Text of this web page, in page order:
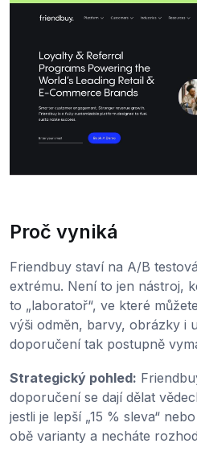
Proč vyniká
Friendbuy staví na A/B
extrému. Není to jen nástroj,
to „laboratoř“, ve které
výši odměn, barvy, obrázky i
doporučení tak postupně
Strategický pohled:
doporučení se dají dělat
jestli je lepší „15 % sleva“
obě varianty a necháte